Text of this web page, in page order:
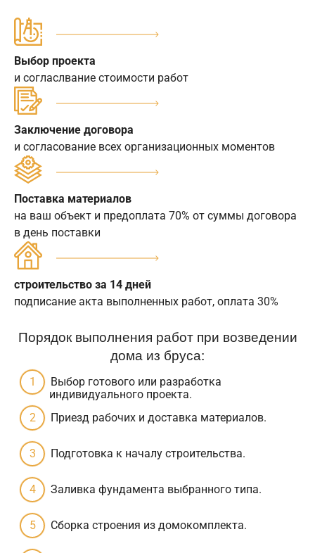
Выбор проекта
и согласлвание стоимости работ
Заключение договора
и согласование всех организационных моментов
Поставка материалов
на ваш объект и предоплата 70% от суммы договора
в день поставки
строительство за 14 дней
подписание акта выполненных работ, оплата 30%
Порядок выполнения работ при возведении
дома из бруса:
Выбор готового или разработка
индивидуального проекта.
Приезд рабочих и доставка материалов.
Подготовка к началу строительства.
Заливка фундамента выбранного типа.
Сборка строения из домокомплекта.